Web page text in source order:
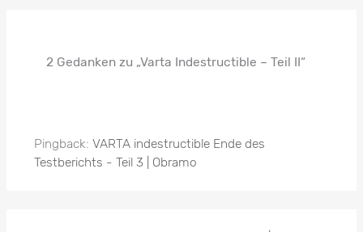
2 Gedanken zu „Varta Indestructible – Teil II“
Pingback: VARTA indestructible Ende des
Testberichts - Teil 3 | Obramo